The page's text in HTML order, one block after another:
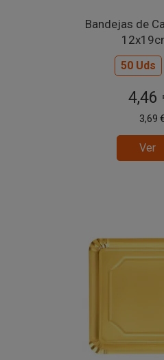
Bandejas de
50 Uds
4,46
3,69 €
Ver